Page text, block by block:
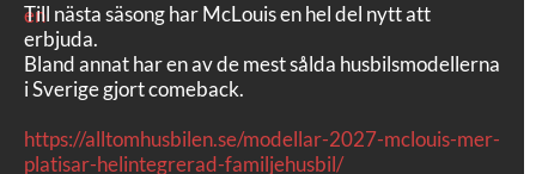
Till nästa säsong har McLouis en hel del nytt att
erbjuda.
Bland annat har en av de mest sålda husbilsmodellerna
i Sverige gjort comeback.
https://alltomhusbilen.se/modellar-2027-mclouis-mer-
platisar-helintegrerad-familjehusbil/